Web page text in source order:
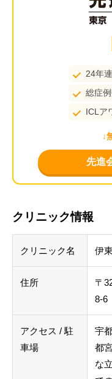
24年
総症
ICLア
↓
先進
クリニック情報
クリニック名 伊
住所
〒
8-6
アクセス / 駐
車場
宇
都
な